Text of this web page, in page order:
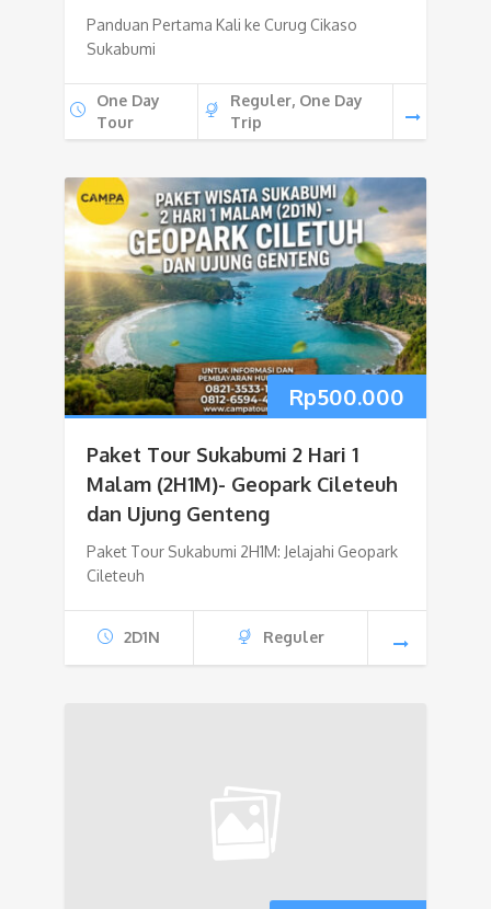
Panduan Pertama Kali ke Curug Cikaso
Sukabumi
One Day
Tour
Reguler, One Day
Trip
Rp500.000
Paket Tour Sukabumi 2 Hari 1
Malam (2H1M)- Geopark Cileteuh
dan Ujung Genteng
Paket Tour Sukabumi 2H1M: Jelajahi Geopark
Cileteuh
2D1N Reguler